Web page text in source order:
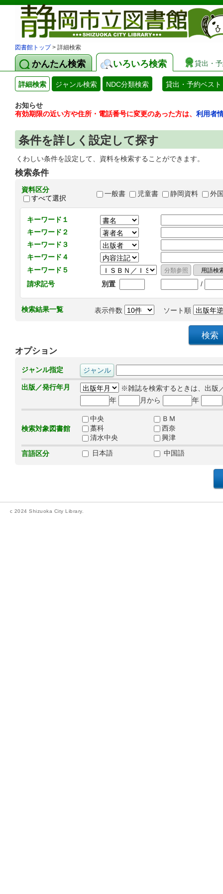
図書館トップ> 詳細検索
かんたん検索 いろいろ検索 貸出・
詳細検索 ジャンル検索 NDC分類検索 貸出・予約ベスト
お知らせ
有効期限の近い方や住所・電話番号に変更のあった方は、 利用者
条件を詳しく設定して探す
くわしい条件を設定して、資料を検索することができます。
検索条件
資料区分
すべて選択
一般書 児童書 静岡資料 外
キーワード１
キーワード２
キーワード３
キーワード４
キーワード５
請求記号
別置 /
検索結果一覧 表示件数 ソート順
オプション
ジャンル指定
出版／発行年月
※雑誌を検索するときは、出版
年
月から 年
検索対象図書館
中央
ＢＭ
藁科
西奈
清水中央
興津
言語区分
日本語 中国語
c 2024 Shizuoka City Library.